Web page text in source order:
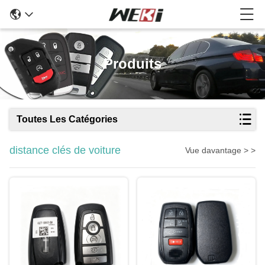
Produits
Toutes Les Catégories
distance clés de voiture Vue davantage > >